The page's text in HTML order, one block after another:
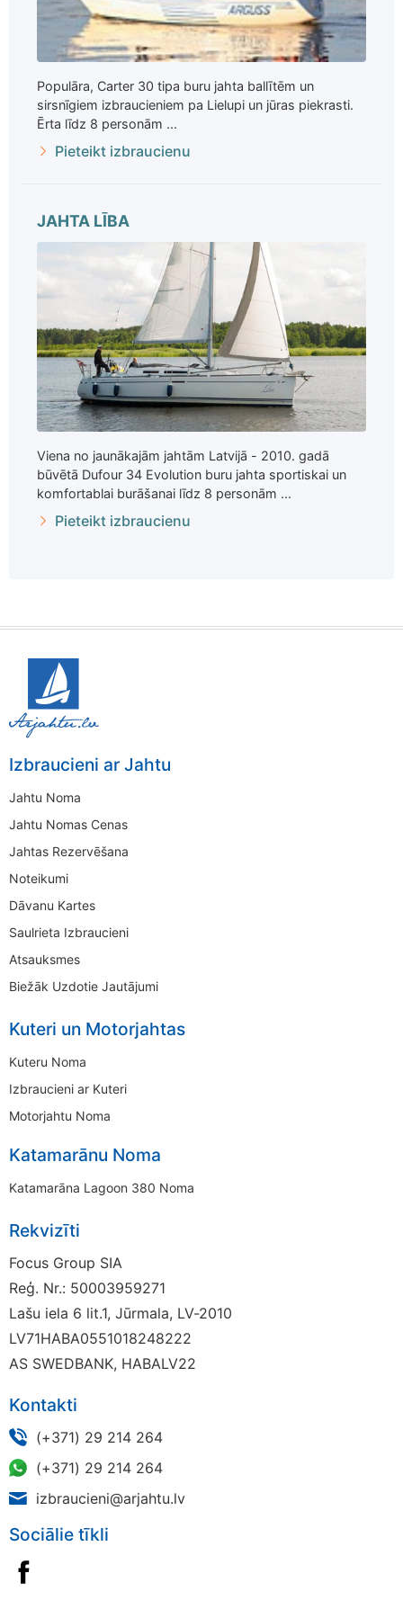
Populāra, Carter 30 tipa buru jahta ballītēm un
sirsnīgiem izbraucieniem pa Lielupi un jūras piekrasti.
Ērta līdz 8 personām ...
Pieteikt izbraucienu
JAHTA LĪBA
Viena no jaunākajām jahtām Latvijā - 2010. gadā
būvētā Dufour 34 Evolution buru jahta sportiskai un
komfortablai burāšanai līdz 8 personām ...
Pieteikt izbraucienu
Izbraucieni ar Jahtu
Jahtu Noma
Jahtu Nomas Cenas
Jahtas Rezervēšana
Noteikumi
Dāvanu Kartes
Saulrieta Izbraucieni
Atsauksmes
Biežāk Uzdotie Jautājumi
Kuteri un Motorjahtas
Kuteru Noma
Izbraucieni ar Kuteri
Motorjahtu Noma
Katamarānu Noma
Katamarāna Lagoon 380 Noma
Rekvizīti
Focus Group SIA
Reģ. Nr.: 50003959271
Lašu iela 6 lit.1, Jūrmala, LV-2010
LV71HABA0551018248222
AS SWEDBANK, HABALV22
Kontakti
(+371) 29 214 264
(+371) 29 214 264
izbraucieni@arjahtu.lv
Sociālie tīkli